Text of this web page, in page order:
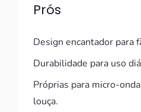
Prós
Design encantador para
Durabilidade para uso
Próprias para micro-
louça.